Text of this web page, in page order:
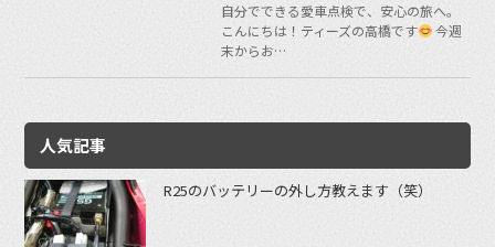
自分でできる愛車点検で、安心の旅へ。
こんにちは！ティーズの高橋です
今週
末からお…
人気記事
R25のバッテリーの外し方教えます（笑）